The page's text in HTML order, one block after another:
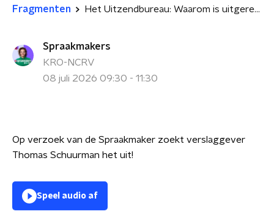
Fragmenten Het Uitzendbureau: Waarom is uitgerekend bloed opgedeeld in groepen die elkaar kunnen doden?
Spraakmakers
KRO-NCRV
08 juli 2026 09:30 - 11:30
Op verzoek van de Spraakmaker zoekt verslaggever
Thomas Schuurman het uit!
Speel audio af